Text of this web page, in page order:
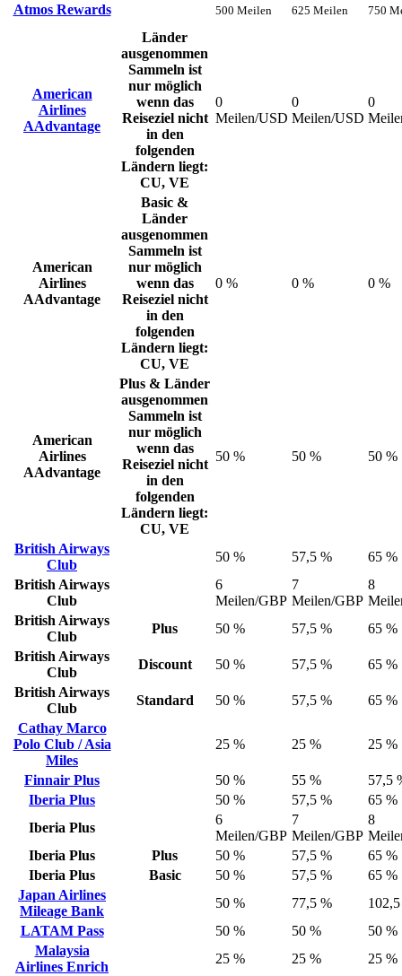
Atmos Rewards
500 Meilen 625 Meilen 750
American
Airlines
AAdvantage
Länder
ausgenommen
Sammeln ist
nur möglich
wenn das
Reiseziel nicht
in den
folgenden
Ländern liegt:
CU, VE
0
Meilen/USD
0
Meilen/USD
0
American
Airlines
AAdvantage
Basic &
Länder
ausgenommen
Sammeln ist
nur möglich
wenn das
Reiseziel nicht
in den
folgenden
Ländern liegt:
CU, VE
0 % 0 % 0 %
American
Airlines
AAdvantage
Plus & Länder
ausgenommen
Sammeln ist
nur möglich
wenn das
Reiseziel nicht
in den
folgenden
Ländern liegt:
CU, VE
50 % 50 % 50 %
British Airways
Club
50 % 57,5 %
65 %
British Airways
Club
6
Meilen/GBP
7
Meilen/GBP
8
British Airways
Club
Plus 50 % 57,5 %
65 %
British Airways
Club
Discount 50 % 57,5 %
65 %
British Airways
Club
Standard 50 % 57,5 %
65 %
Cathay Marco
Polo Club / Asia
Miles
25 % 25 % 25 %
Finnair Plus 50 % 55 %
57,5
Iberia Plus
50 % 57,5 %
65 %
Iberia Plus
6
Meilen/GBP
7
Meilen/GBP
8
Iberia Plus
Plus 50 % 57,5 %
65 %
Iberia Plus
Basic 50 % 57,5 %
65 %
Japan Airlines
Mileage Bank
50 % 77,5 %
LATAM Pass
50 % 50 %
50 %
Malaysia
Airlines Enrich
25 % 25 %
25 %